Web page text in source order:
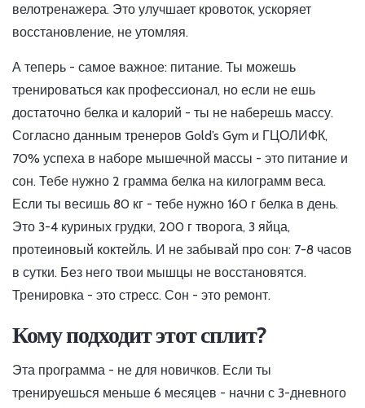
велотренажера. Это улучшает кровоток, ускоряет
восстановление, не утомляя.
А теперь - самое важное: питание. Ты можешь
тренироваться как профессионал, но если не ешь
достаточно белка и калорий - ты не наберешь массу.
Согласно данным тренеров Gold’s Gym и ГЦОЛИФК,
70% успеха в наборе мышечной массы - это питание и
сон. Тебе нужно 2 грамма белка на килограмм веса.
Если ты весишь 80 кг - тебе нужно 160 г белка в день.
Это 3-4 куриных грудки, 200 г творога, 3 яйца,
протеиновый коктейль. И не забывай про сон: 7-8 часов
в сутки. Без него твои мышцы не восстановятся.
Тренировка - это стресс. Сон - это ремонт.
Кому подходит этот сплит?
Эта программа - не для новичков. Если ты
тренируешься меньше 6 месяцев - начни с 3-дневного